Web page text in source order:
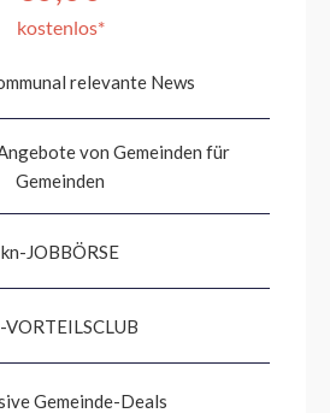
kostenlos*
relevante News
von Gemeinden für
Gemeinden
kn-JOBBÖRSE
VORTEILSCLUB
Gemeinde-Deals